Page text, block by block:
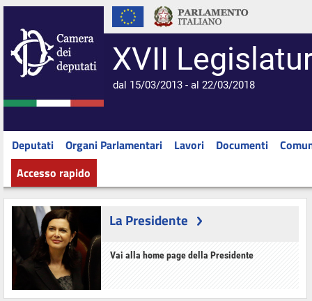
XVII
dal 15/03/2013 - al 22/03/2018
Deputati Organi Parlamentari Lavori Documenti
Accesso rapido
La Presidente
Vai alla home page della Presidente